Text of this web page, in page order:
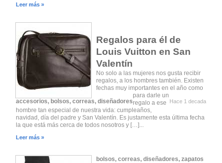
Leer más »
accesorios, bolsos,correas,diseñadores Hace 1 decada
Regalos para él de
Louis Vuitton en San
Valentín
No solo a las mujeres nos gusta recibir
regalos, a los hombres también. Existen
fechas muy importantes en el año como
para darle un
regalo a ese
hombre tan especial de nuestra vida: cumpleaños,
navidad, día del padre y San Valentín. Es justamente esta última fecha
la que está más cerca de todos nosotros y […]...
Leer más »
bolsos,correas,diseñadores,zapatos